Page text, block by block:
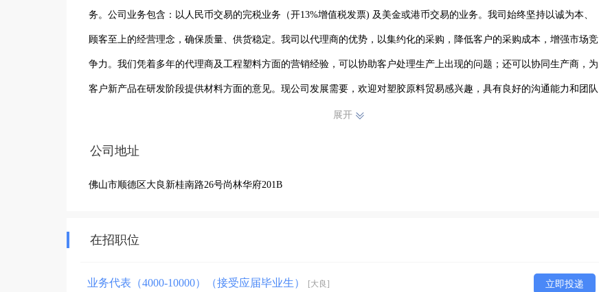
务。公司业务包含：以人民币交易的完税业务（开13%增值税发票) 及美金或港币交易的业务。我司始终坚持以诚为本、
顾客至上的经营理念，确保质量、供货稳定。我司以代理商的优势，以集约化的采购，降低客户的采购成本，增强市场竞
争力。我们凭着多年的代理商及工程塑料方面的营销经验，可以协助客户处理生产上出现的问题；还可以协同生产商，为
客户新产品在研发阶段提供材料方面的意见。现公司发展需要，欢迎对塑胶原料贸易感兴趣，具有良好的沟通能力和团队
合作精神，学习、适应能力强、有上进心的应届生或非应届毕业生加入我们的团队。
展开
公司地址
佛山市顺德区大良新桂南路26号尚林华府201B
在招职位
业务代表（4000-10000）（接受应届毕业生） [大良] 立即投递